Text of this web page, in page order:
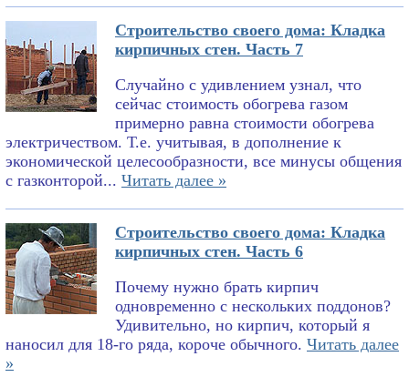
Строительство своего дома: Кладка
кирпичных стен. Часть 7
Случайно с удивлением узнал, что
сейчас стоимость обогрева газом
примерно равна стоимости обогрева
электричеством. Т.е. учитывая, в дополнение к
экономической целесообразности, все минусы общения
с газконторой... Читать далее »
Строительство своего дома: Кладка
кирпичных стен. Часть 6
Почему нужно брать кирпич
одновременно с нескольких поддонов?
Удивительно, но кирпич, который я
наносил для 18-го ряда, короче обычного. Читать далее
»